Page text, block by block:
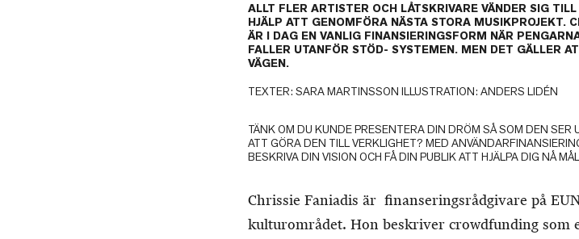
ALLT FLER ARTISTER OCH LÅTSKRIVARE VÄNDER SIG
HJÄLP ATT GENOMFÖRA NÄSTA STORA MUSIKPROJEKT.
ÄR I DAG EN VANLIG FINANSIERINGSFORM NÄR
FALLER UTANFÖR STÖD- SYSTEMEN. MEN DET GÄLLER
VÄGEN.
TEXTER: SARA MARTINSSON ILLUSTRATION: ANDERS LIDÉN
TÄNK OM DU KUNDE PRESENTERA DIN DRÖM SÅ SOM DEN SER
ATT GÖRA DEN TILL VERKLIGHET? MED
BESKRIVA DIN VISION OCH FÅ DIN PUBLIK ATT HJÄLPA DIG NÅ
Chrissie Faniadis är finanseringsrådgivare på
kulturområdet. Hon beskriver crowdfunding som